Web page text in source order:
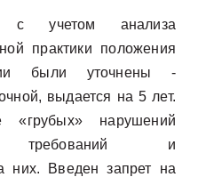
учетом анализа
практики положения
были уточнены -
выдается на 5 лет.
«грубых» нарушений
требований и
них. Введен запрет на